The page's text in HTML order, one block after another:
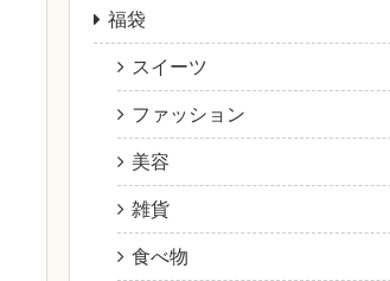
福袋
スイーツ
ファッション
美容
雑貨
食べ物